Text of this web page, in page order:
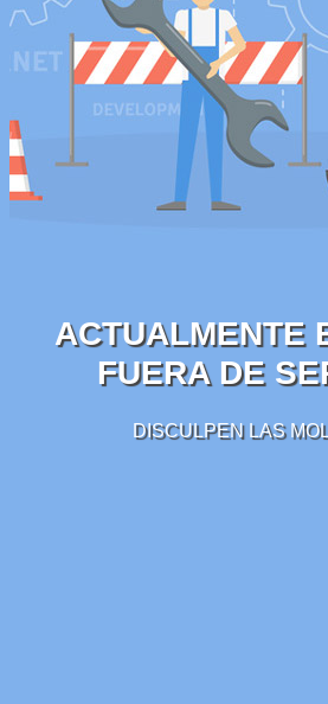
ACTUALMENTE
FUERA DE
DISCULPEN LAS